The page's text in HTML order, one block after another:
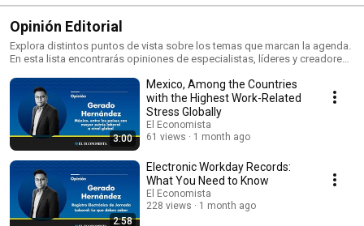
Opinión Editorial
Explora distintos puntos de vista sobre los temas que marcan la agenda.
En esta lista encontrarás opiniones de especialistas, líderes y creadores
3:00
Mexico, Among the Countries
with the Highest Work-Related
Stress Globally
El Economista
61 views
1 month ago
2:58
Electronic Workday Records:
What You Need to Know
El Economista
228 views
1 month ago